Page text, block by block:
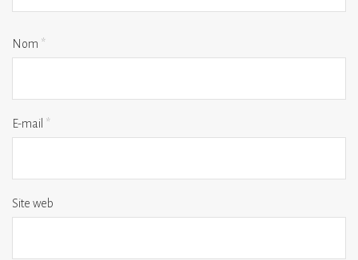
Nom *
E-mail *
Site web